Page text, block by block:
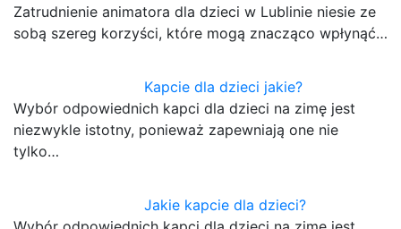
Zatrudnienie animatora dla dzieci w Lublinie niesie ze
sobą szereg korzyści, które mogą znacząco wpłynąć…
Kapcie dla dzieci jakie?
Wybór odpowiednich kapci dla dzieci na zimę jest
niezwykle istotny, ponieważ zapewniają one nie
tylko…
Jakie kapcie dla dzieci?